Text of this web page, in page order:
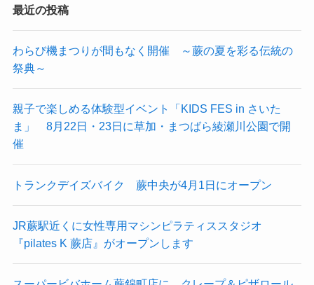
最近の投稿
わらび機まつりが間もなく開催 ～蕨の夏を彩る伝統の
祭典～
親子で楽しめる体験型イベント「KIDS FES in さいた
ま」 8月22日・23日に草加・まつばら綾瀬川公園で開
催
トランクデイズバイク 蕨中央が4月1日にオープン
JR蕨駅近くに女性専用マシンピラティススタジオ
『pilates K 蕨店』がオープンします